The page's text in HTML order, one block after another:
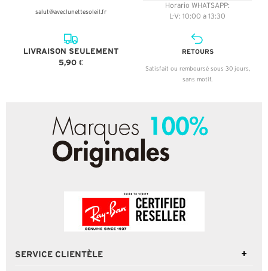
salut@aveclunettesoleil.fr
Horario WHATSAPP:
L-V: 10:00 a 13:30
LIVRAISON SEULEMENT
5,90 €
RETOURS
Satisfait ou remboursé sous 30 jours,
sans motif.
SERVICE CLIENTÈLE